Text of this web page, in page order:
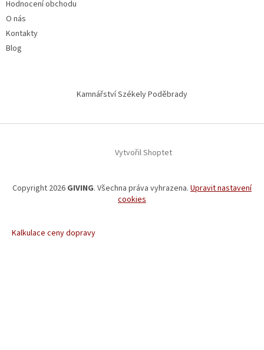
Hodnocení obchodu
O nás
Kontakty
Blog
Kamnářství Székely Poděbrady
Vytvořil Shoptet
Copyright 2026 GIVING. Všechna práva vyhrazena. Upravit nastavení
cookies
Kalkulace ceny dopravy